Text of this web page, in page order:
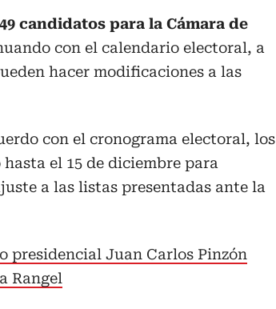
candidatos para la Cámara de
con el calendario electoral, a
hacer modificaciones a las
con el cronograma electoral, los
el 15 de diciembre para
a las listas presentadas ante la
presidencial Juan Carlos Pinzón
Rangel